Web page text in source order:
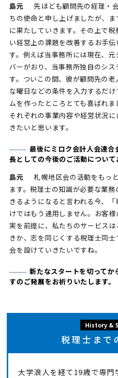
島元
先ほども顧問先の経理・
ちの使命と申し上げましたが、
に果たしていきます。その上で
い経営上の課題を改善するお手
す。例えば当事務所には現在、
バーがおり、当事務所独自のシ
す。ついこの間、彼が顧問先の
な曜日などの条件を入力するだ
ムを作ったところとても喜ばれ
それぞれの事業内容や経営状況
きたいと思います。
最後にミロク会計人会連
長としての今後のご活動について
島元
札幌地区会の活動をもっ
ます。税理士の知識が必要な業
きるようになると言われる今、
けではもう通用しません。お客
実を前提に、私たちのサービス
きか、志を同じくする税理士同
会を設けていきたいですね。
新たなスタートを切ってか
すのご発展をお祈りいたします。
History &
税理士まで
大学浪人を経て19歳で専